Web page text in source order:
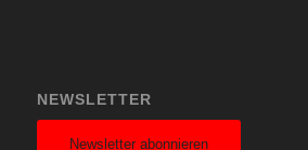
NEWSLETTER
Newsletter abonnieren